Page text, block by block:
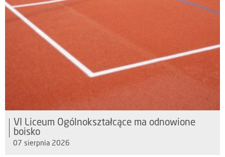
VI Liceum Ogólnokształcące ma odnowione
boisko
07 sierpnia 2026